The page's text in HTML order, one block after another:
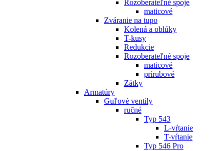
Rozoberateľné spoje
maticové
Zváranie na tupo
Kolená a oblúky
T-kusy
Redukcie
Rozoberateľné spoje
maticové
prírubové
Zátky
Armatúry
Guľové ventily
ručné
Typ 543
L-vŕtanie
T-vŕtanie
Typ 546 Pro